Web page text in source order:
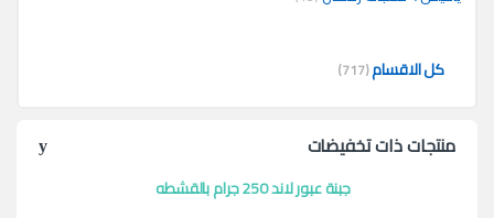
كل الاقسام(717)
منتجات ذات تخفيضات
جبنة عبور لاند 250 جرام بالقشطه